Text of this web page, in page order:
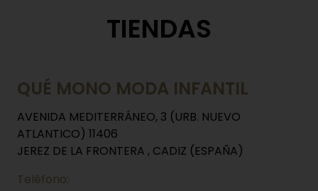
TIENDAS
QUÉ MONO MODA INFANTIL
AVENIDA MEDITERRÁNEO, 3 (URB. NUEVO
ATLANTICO) 11406
JEREZ DE LA FRONTERA , CADIZ (ESPAÑA)
Teléfono: